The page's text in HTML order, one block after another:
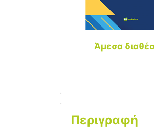
Άμεσα
Περιγραφή